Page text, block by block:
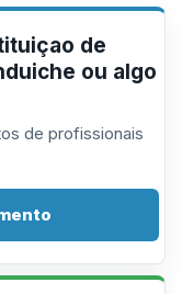
de
ou algo
de profissionais